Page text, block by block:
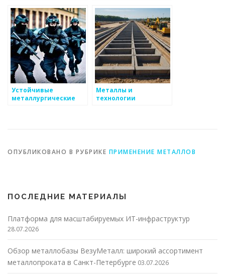
Устойчивые
металлургические
Металлы и
технологии
ОПУБЛИКОВАНО В РУБРИКЕ ПРИМЕНЕНИЕ МЕТАЛЛОВ
ПОСЛЕДНИЕ МАТЕРИАЛЫ
Платформа для масштабируемых ИТ-инфраструктур
28.07.2026
Обзор металлобазы ВезуМеталл: широкий ассортимент
металлопроката в Санкт-Петербурге 03.07.2026